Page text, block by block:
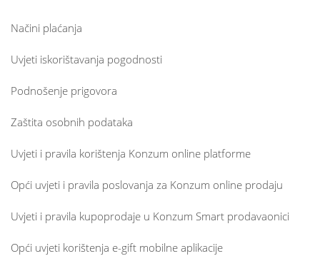
Načini plaćanja
Uvjeti iskorištavanja pogodnosti
Podnošenje prigovora
Zaštita osobnih podataka
Uvjeti i pravila korištenja Konzum online platforme
Opći uvjeti i pravila poslovanja za Konzum online prodaju
Uvjeti i pravila kupoprodaje u Konzum Smart prodavaonici
Opći uvjeti korištenja e-gift mobilne aplikacije